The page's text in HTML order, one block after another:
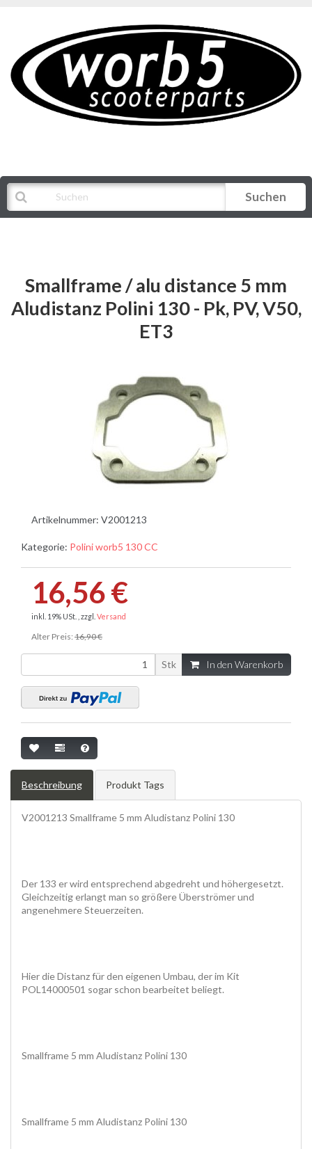
Suchen
Smallframe / alu distance 5 mm
Aludistanz Polini 130 - Pk, PV, V50,
ET3
Artikelnummer: V2001213
Kategorie: Polini worb5 130 CC
16,56 €
inkl. 19% USt. , zzgl. Versand
Alter Preis: 16,90 €
Stk In den Warenkorb
Beschreibung Produkt Tags
V2001213 Smallframe 5 mm Aludistanz Polini 130
Der 133 er wird entsprechend abgedreht und höhergesetzt.
Gleichzeitig erlangt man so größere Überströmer und
angenehmere Steuerzeiten.
Hier die Distanz für den eigenen Umbau, der im Kit
POL14000501 sogar schon bearbeitet beliegt.
Smallframe 5 mm Aludistanz Polini 130
Smallframe 5 mm Aludistanz Polini 130